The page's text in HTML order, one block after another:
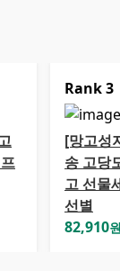
Rank3
[망고성
송 고당
고 선물
선별
82,910